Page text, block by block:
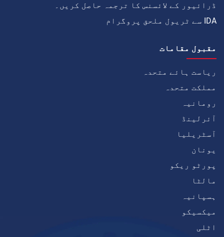
ڈرائیور کے لائسنس کا ترجمہ حاصل کریں۔
IDA سے ٹریول ملحق پروگرام
مقبول مقامات
ریاست ہائے متحدہ
مملکت متحدہ
رومانیہ
آئرلینڈ
آسٹریلیا
یونان
پورٹو ریکو
مالٹا
ہسپانیہ
میکسیکو
اٹلی